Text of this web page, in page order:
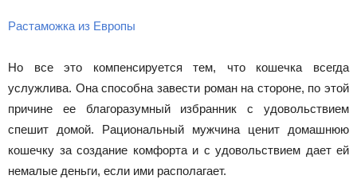
Растаможка из Европы
Но все это компенсируется тем, что кошечка всегда
услужлива. Она способна завести роман на стороне, по этой
причине ее благоразумный избранник с удовольствием
спешит домой. Рациональный мужчина ценит домашнюю
кошечку за создание комфорта и с удовольствием дает ей
немалые деньги, если ими располагает.